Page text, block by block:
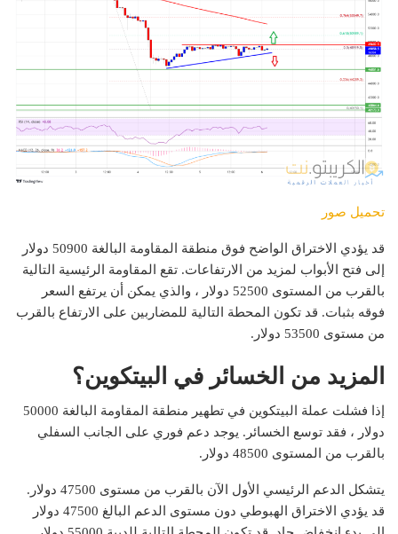
تحميل صور
قد يؤدي الاختراق الواضح فوق منطقة المقاومة البالغة 50900 دولار
إلى فتح الأبواب لمزيد من الارتفاعات. تقع المقاومة الرئيسية التالية
بالقرب من المستوى 52500 دولار ، والذي يمكن أن يرتفع السعر
فوقه بثبات. قد تكون المحطة التالية للمضاربين على الارتفاع بالقرب
من مستوى 53500 دولار.
المزيد من الخسائر في البيتكوين؟
إذا فشلت عملة البيتكوين في تطهير منطقة المقاومة البالغة 50000
دولار ، فقد توسع الخسائر. يوجد دعم فوري على الجانب السفلي
بالقرب من المستوى 48500 دولار.
يتشكل الدعم الرئيسي الأول الآن بالقرب من مستوى 47500 دولار.
قد يؤدي الاختراق الهبوطي دون مستوى الدعم البالغ 47500 دولار